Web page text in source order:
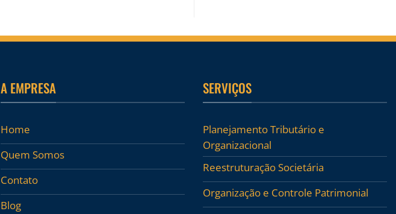
A EMPRESA
Home
Quem Somos
Contato
Blog
SERVIÇOS
Planejamento Tributário e
Organizacional
Reestruturação Societária
Organização e Controle Patrimonial